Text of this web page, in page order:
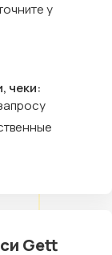
у
чеки:
Gett